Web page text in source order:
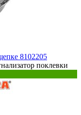
8102205
поклевки